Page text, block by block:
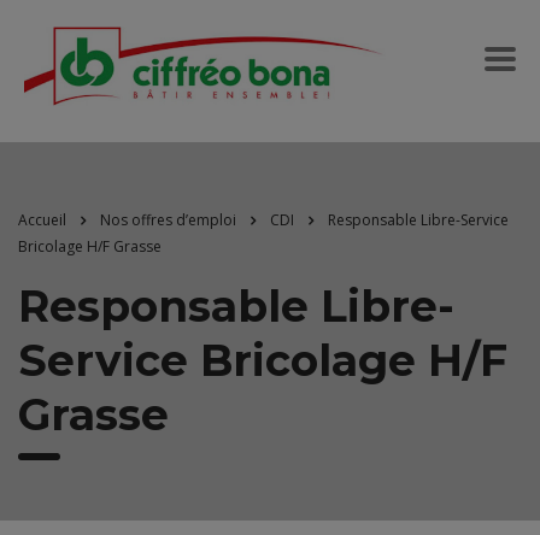
Accueil Nos offres d’emploi CDI
Responsable Libre-Service
Bricolage H/F Grasse
Responsable Libre-
Service Bricolage H/F
Grasse